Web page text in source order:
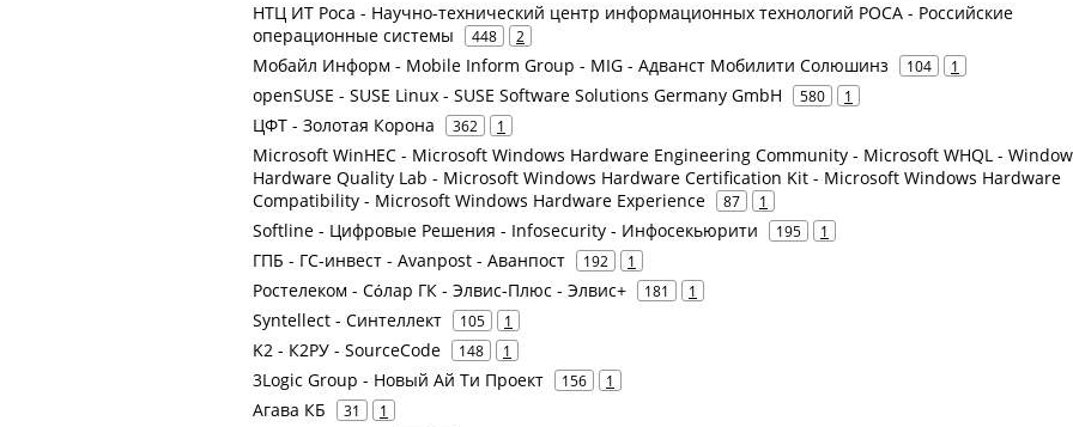
НТЦ ИТ Роса - Научно-технический центр информационных технологий РОСА - Российские
операционные системы
448 2
Мобайл Информ - Mobile Inform Group - MIG - Адванст Мобилити Солюшинз 104 1
openSUSE - SUSE Linux - SUSE Software Solutions Germany GmbH 580 1
ЦФТ - Золотая Корона 362 1
Microsoft WinHEC - Microsoft Windows Hardware Engineering Community - Microsoft WHQL -
Hardware Quality Lab - Microsoft Windows Hardware Certification Kit - Microsoft Windows Hardware
Compatibility - Microsoft Windows Hardware Experience
87 1
Softline - Цифровые Решения - Infosecurity - Инфосекьюрити 195 1
ГПБ - ГС-инвест - Avanpost - Аванпост 192 1
Ростелеком - Сόлар ГК - Элвис-Плюс - Элвис+ 181 1
Syntellect - Синтеллект 105 1
K2 - К2РУ - SourceCode 148 1
3Logic Group - Новый Ай Ти Проект 156 1
Агава КБ 31 1